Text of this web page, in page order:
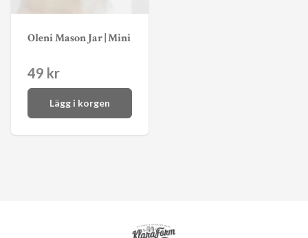
Oleni Mason Jar | Mini
49 kr
Lägg i korgen